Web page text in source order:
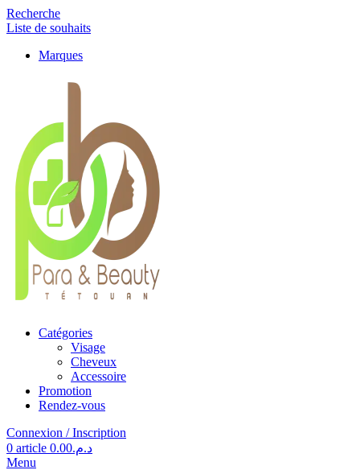
Recherche
Liste de souhaits
Marques
Catégories
Visage
Cheveux
Accessoire
Promotion
Rendez-vous
Connexion / Inscription
0 article د.م.0.00
Menu